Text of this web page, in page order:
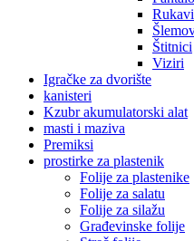
Štitnici
Viziri
Igračke za dvorište
kanisteri
Kzubr akumulatorski alat
masti i maziva
Premiksi
prostirke za plastenik
Folije za plastenike
Folije za salatu
Folije za silažu
Građevinske folije